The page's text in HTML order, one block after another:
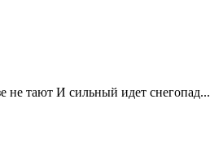
не тают И сильный идет снегопад...